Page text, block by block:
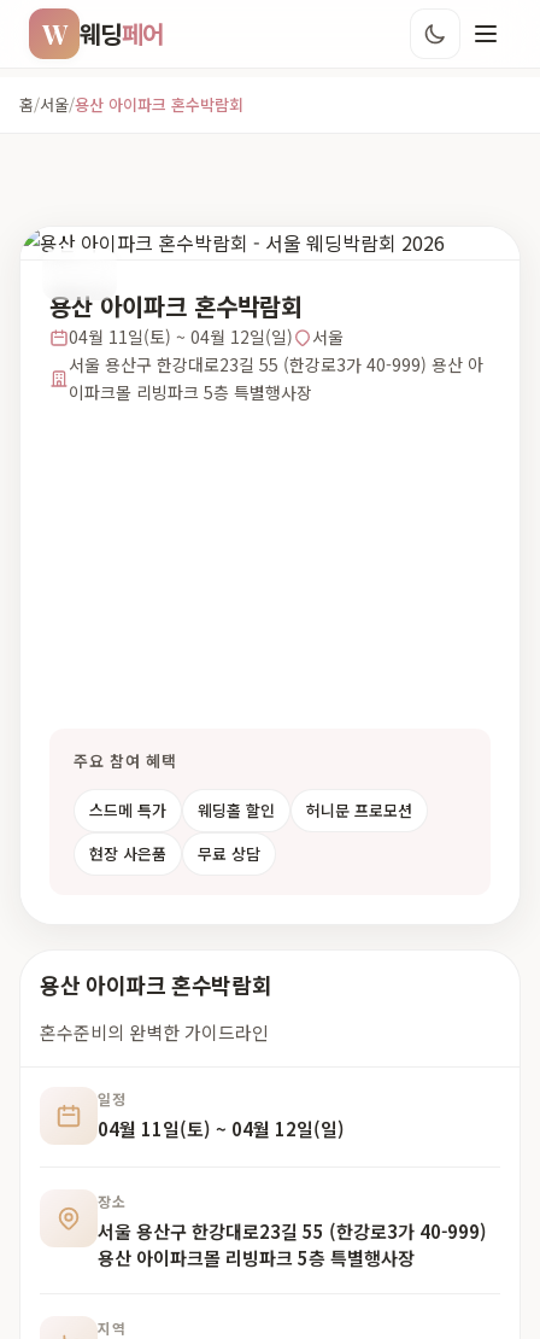
W 웨딩페어
홈/서울/용산 아이파크 혼수박람회
용산 아이파크 혼수박람회
04월 11일(토) ~ 04월 12일(일)
서울
서울 용산구 한강대로23길 55 (한강로3가 40-999) 용산 아
이파크몰 리빙파크 5층 특별행사장
주요 참여 혜택
스드메 특가 웨딩홀 할인
허니문 프로모션
현장 사은품
무료 상담
용산 아이파크 혼수박람회
혼수준비의 완벽한 가이드라인
일정
04월 11일(토) ~ 04월 12일(일)
장소
서울 용산구 한강대로23길 55 (한강로3가 40-999)
용산 아이파크몰 리빙파크 5층 특별행사장
지역